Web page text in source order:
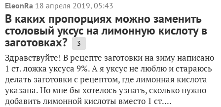
EleonRa 18 апреля 2019, 05:43
В каких пропорциях можно заменить
столовый уксус на лимонную кислоту в
заготовках? 3
Здравствуйте! В рецепте заготовки на зиму написано
1 ст. ложка уксуса 9%. А я уксус не люблю и стараюсь
делать заготовки с рецептом, где лимонная кислота
указана. Но мне бы хотелось узнать, сколько нужно
добавить лимонной кислоты вместо 1 ст....